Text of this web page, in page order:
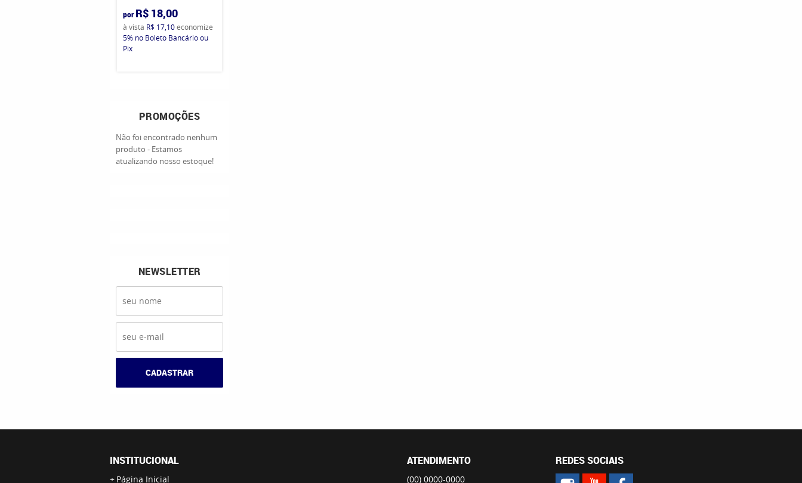
por R$ 18,00
à vista R$ 17,10economize
5% no Boleto Bancário ou
Pix
PROMOÇÕES
Não foi encontrado nenhum
produto - Estamos
atualizando nosso estoque!
NEWSLETTER
CADASTRAR
INSTITUCIONAL
Página Inicial
ATENDIMENTO
(00) 0000-0000
REDES SOCIAIS